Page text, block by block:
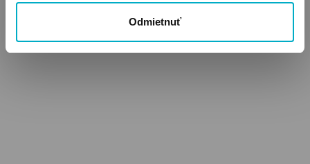
Odmietnuť